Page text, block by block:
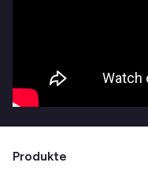
Produkte